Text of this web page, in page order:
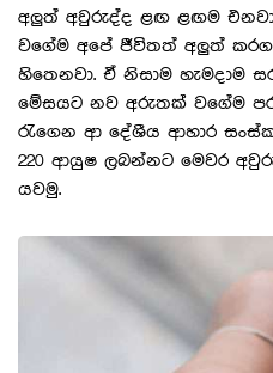
අලුත් අවුරුද්ද ළඟ ළඟම
වගේම අපේ ජීවිතත් අලුත්
හිතෙනවා. ඒ නිසාම හැමදාම
මේසයට නව අරුතක් වගේම
රැගෙන ආ දේශීය ආහාර
220 ආයුෂ ලබන්නට මෙවර
යවමු.